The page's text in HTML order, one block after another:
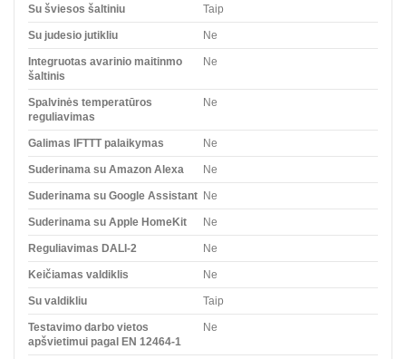
Su šviesos šaltiniu Taip
Su judesio jutikliu Ne
Integruotas avarinio maitinmo
šaltinis
Ne
Spalvinės temperatūros
reguliavimas
Ne
Galimas IFTTT palaikymas Ne
Suderinama su Amazon Alexa Ne
Suderinama su Google Assistant Ne
Suderinama su Apple HomeKit Ne
Reguliavimas DALI-2 Ne
Keičiamas valdiklis Ne
Su valdikliu Taip
Testavimo darbo vietos
apšvietimui pagal EN 12464-1
Ne